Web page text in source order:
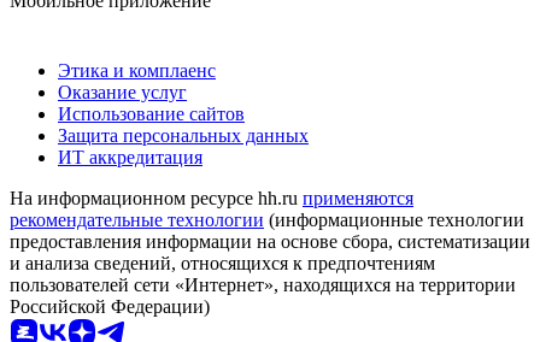
Этика и комплаенс
Оказание услуг
Использование сайтов
Защита персональных данных
ИТ аккредитация
На информационном ресурсе hh.ru применяются
рекомендательные технологии (информационные технологии
предоставления информации на основе сбора, систематизации
и анализа сведений, относящихся к предпочтениям
пользователей сети «Интернет», находящихся на территории
Российской Федерации)